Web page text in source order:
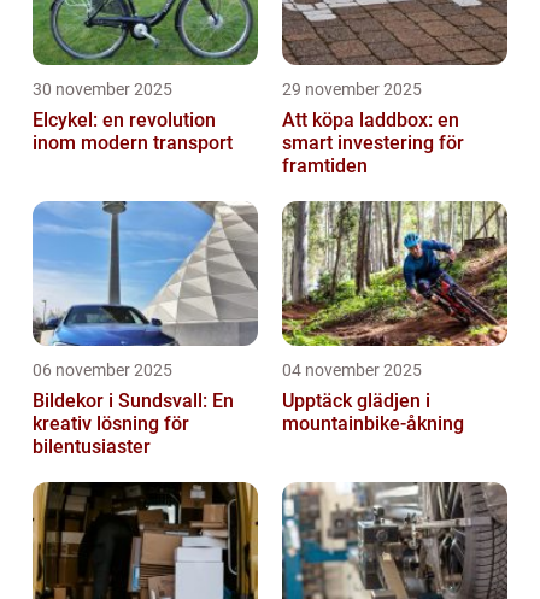
30 november 2025
Elcykel: en revolution
inom modern transport
29 november 2025
Att köpa laddbox: en
smart investering för
framtiden
06 november 2025
Bildekor i Sundsvall: En
kreativ lösning för
bilentusiaster
04 november 2025
Upptäck glädjen i
mountainbike-åkning